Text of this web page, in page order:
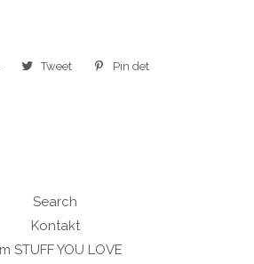
Del
Tweet
Tweet
Pin det
Search
Kontakt
STUFF YOU LOVE